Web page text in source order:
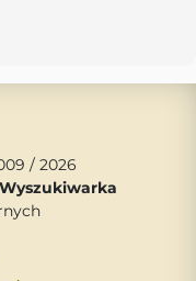
/ 2026
Wyszukiwarka